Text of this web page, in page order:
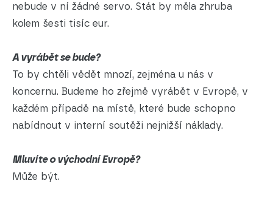
nebude v ní žádné servo. Stát by měla zhruba
kolem šesti tisíc eur.
A vyrábět se bude?
To by chtěli vědět mnozí, zejména u nás v
koncernu. Budeme ho zřejmě vyrábět v Evropě, v
každém případě na místě, které bude schopno
nabídnout v interní soutěži nejnižší náklady.
Mluvíte o východní Evropě?
Může být.